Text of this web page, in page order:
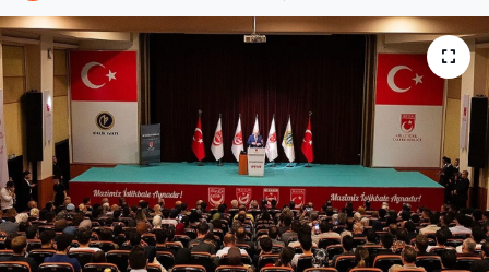
Oyun
Ramazan
Resmi İlanlar
Rüya Tabirleri